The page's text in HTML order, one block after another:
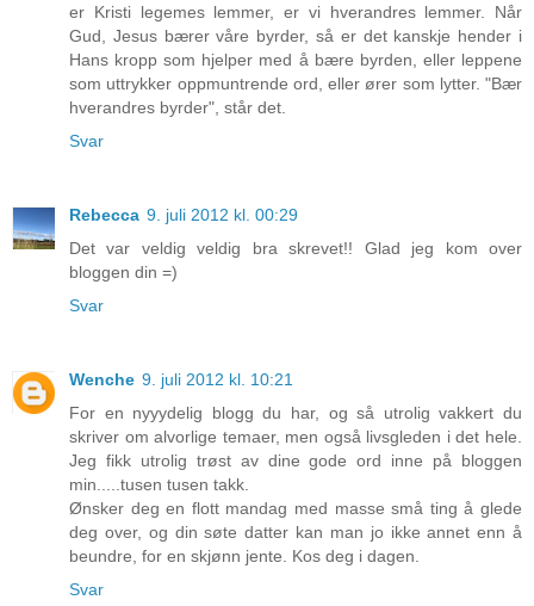
er Kristi legemes lemmer, er vi hverandres lemmer. Når
Gud, Jesus bærer våre byrder, så er det kanskje hender i
Hans kropp som hjelper med å bære byrden, eller leppene
som uttrykker oppmuntrende ord, eller ører som lytter. "Bær
hverandres byrder", står det.
Svar
Rebecca 9. juli 2012 kl. 00:29
Det var veldig veldig bra skrevet!! Glad jeg kom over
bloggen din =)
Svar
Wenche 9. juli 2012 kl. 10:21
For en nyyydelig blogg du har, og så utrolig vakkert du
skriver om alvorlige temaer, men også livsgleden i det hele.
Jeg fikk utrolig trøst av dine gode ord inne på bloggen
min.....tusen tusen takk.
Ønsker deg en flott mandag med masse små ting å glede
deg over, og din søte datter kan man jo ikke annet enn å
beundre, for en skjønn jente. Kos deg i dagen.
Svar